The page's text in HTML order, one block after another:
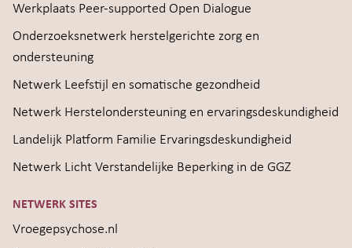
Werkplaats Peer-supported Open Dialogue
Onderzoeksnetwerk herstelgerichte zorg en
ondersteuning
Netwerk Leefstijl en somatische gezondheid
Netwerk Herstelondersteuning en ervaringsdeskundigheid
Landelijk Platform Familie Ervaringsdeskundigheid
Netwerk Licht Verstandelijke Beperking in de GGZ
NETWERK SITES
Vroegepsychose.nl